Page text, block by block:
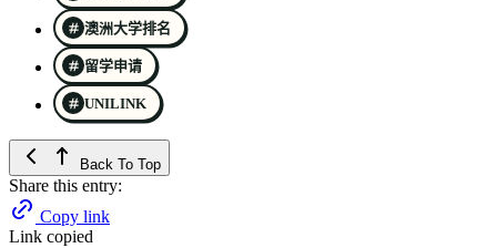
澳洲大学排名
留学申请
UNILINK
Back To Top
Share this entry:
Copy link
Link copied